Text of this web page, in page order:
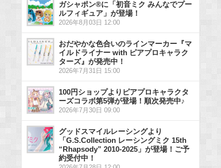
ガシャポン®に「初音ミク みんなでプー
ルフィギュア」が登場！
2026年8月03日 12:00
おだやかな色合いのラインマーカー『マ
イルドライナー with ピアプロキャラク
ターズ』が発売中！
2026年7月31日 15:00
100円ショップよりピアプロキャラクタ
ーズコラボ第5弾が登場！順次発売中♪
2026年7月30日 09:00
グッドスマイルレーシングより
「G.S.Collection レーシングミク 15th
“Rhapsody” 2010-2025」が登場！ご予
約受付中！